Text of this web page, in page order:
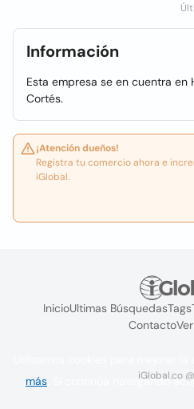
Información
Esta empresa se en cuentra en
Cortés.
¡Atención dueños!
Registra tu comercio ahora e
iGlobal.
InicioUltimas BúsquedasTags
Contacto
iGlobal.co
más . Si continúa navegando